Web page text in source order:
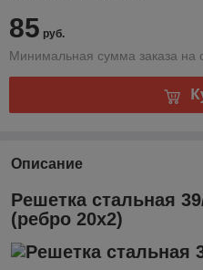
85 руб.
Минимальная сумма заказа на
Описание
Решетка стальная
(ребро 20х2)